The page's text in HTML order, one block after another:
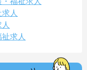
人
求人